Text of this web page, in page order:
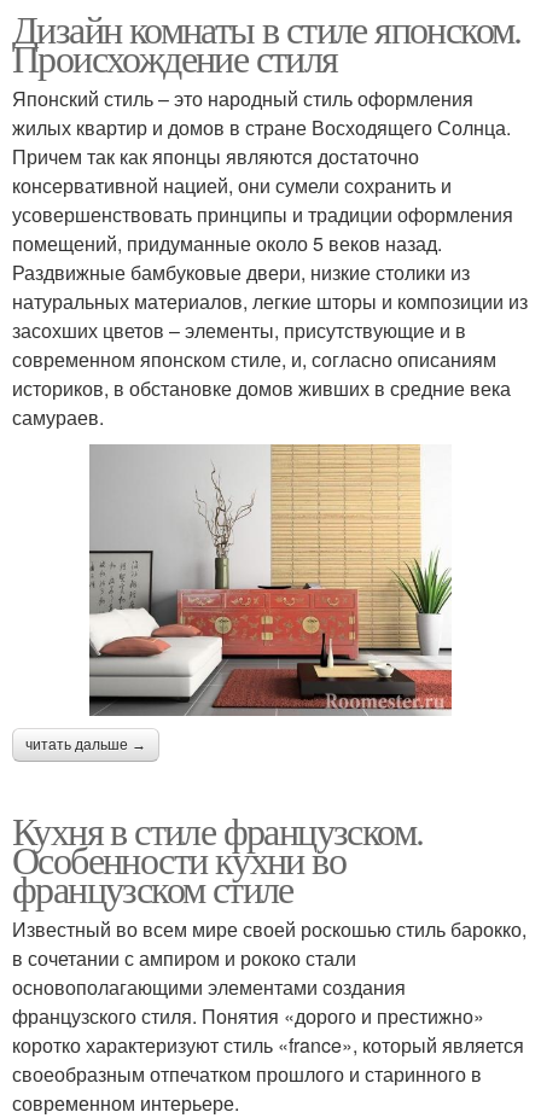
Дизайн комнаты в стиле японском.
Происхождение стиля
Японский стиль – это народный стиль оформления
жилых квартир и домов в стране Восходящего Солнца.
Причем так как японцы являются достаточно
консервативной нацией, они сумели сохранить и
усовершенствовать принципы и традиции оформления
помещений, придуманные около 5 веков назад.
Раздвижные бамбуковые двери, низкие столики из
натуральных материалов, легкие шторы и композиции из
засохших цветов – элементы, присутствующие и в
современном японском стиле, и, согласно описаниям
историков, в обстановке домов живших в средние века
самураев.
читать дальше →
Кухня в стиле французском.
Особенности кухни во
французском стиле
Известный во всем мире своей роскошью стиль барокко,
в сочетании с ампиром и рококо стали
основополагающими элементами создания
французского стиля. Понятия «дорого и престижно»
коротко характеризуют стиль «france», который является
своеобразным отпечатком прошлого и старинного в
современном интерьере.